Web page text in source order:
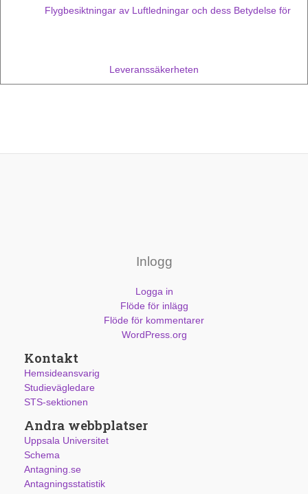
Flygbesiktningar av Luftledningar och dess Betydelse för
Leveranssäkerheten
Inlogg
Logga in
Flöde för inlägg
Flöde för kommentarer
WordPress.org
Kontakt
Hemsideansvarig
Studievägledare
STS-sektionen
Andra webbplatser
Uppsala Universitet
Schema
Antagning.se
Antagningsstatistik